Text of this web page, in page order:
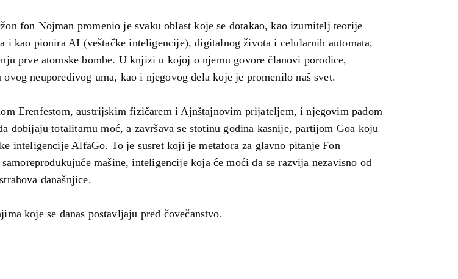
fon Nojman promenio je svaku oblast koje se dotakao, kao izumitelj teorije
kao pionira AI (veštačke inteligencije), digitalnog života i celularnih automata,
prve atomske bombe. U knjizi u kojoj o njemu govore članovi porodice,
neuporedivog uma, kao i njegovog dela koje je promenilo naš svet.
Erenfestom, austrijskim fizičarem i Ajnštajnovim prijateljem, i njegovim padom
dobijaju totalitarnu moć, a završava se stotinu godina kasnije, partijom Goa koju
inteligencije AlfaGo. To je susret koji je metafora za glavno pitanje Fon
mašine, inteligencije koja će moći da se razvija nezavisno od
današnjice.
koje se danas postavljaju pred čovečanstvo.